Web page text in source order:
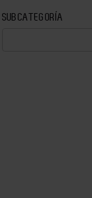
SUBCATEGORÍA